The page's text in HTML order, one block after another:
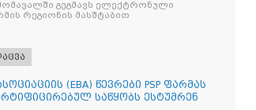
გეგმავს ელექტრონული
რეგიონის მასშტაბით
(EBA) წევრები PSP ფარმას
საწყობს ესტუმრენ